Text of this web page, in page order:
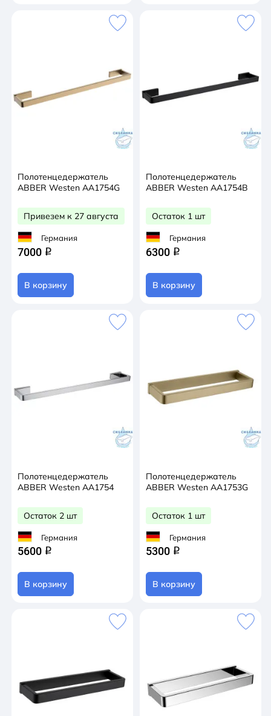
Полотенцедержатель
ABBER Westen AA1754G
Привезем к 27 августа
Германия
7000 q
В корзину
Полотенцедержатель
ABBER Westen AA1754B
Остаток 1 шт
Германия
6300 q
В корзину
Полотенцедержатель
ABBER Westen AA1754
Остаток 2 шт
Германия
5600 q
В корзину
Полотенцедержатель
ABBER Westen AA1753G
Остаток 1 шт
Германия
5300 q
В корзину